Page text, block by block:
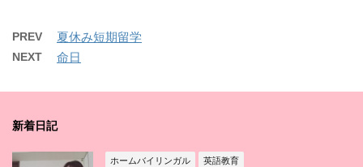
PREV 夏休み短期留学
NEXT 命日
新着日記
ホームバイリンガル 英語教育